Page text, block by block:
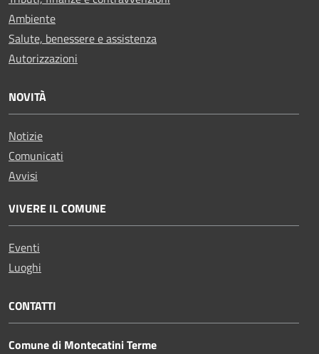
Ambiente
Salute, benessere e assistenza
Autorizzazioni
NOVITÀ
Notizie
Comunicati
Avvisi
VIVERE IL COMUNE
Eventi
Luoghi
CONTATTI
Comune di Montecatini Terme